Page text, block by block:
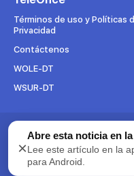
Términos de uso y Políticas
Privacidad
Contáctenos
WOLE-DT
WSUR-DT
Suscríbete al boletín
Para mantenerse al tanto de
suscríbase ahora a nuestros
×
Abre esta noticia en
Lee este artículo en la
para Android.